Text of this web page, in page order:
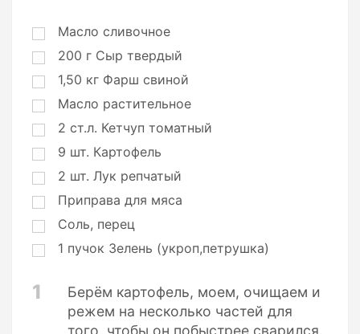
ц
и
Масло сливочное
200 г Сыр твердый
1,50 кг Фарш свиной
Масло растительное
2 ст.л. Кетчуп томатный
9 шт. Картофель
2 шт. Лук репчатый
Приправа для мяса
Соль, перец
1 пучок Зелень (укроп,петрушка)
1
Берём картофель, моем, очищаем и
режем на несколько частей для
того, чтобы он побыстрее сварился.